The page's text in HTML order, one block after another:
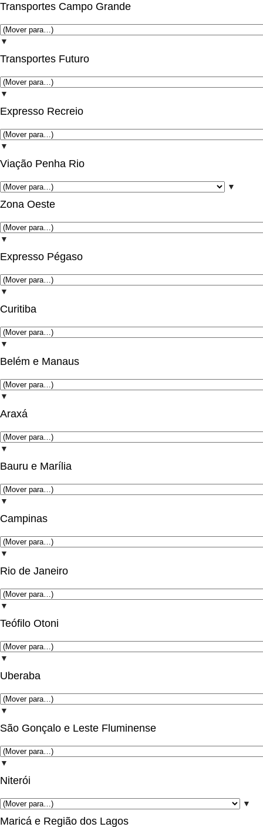
Transportes Campo Grande
▼
Transportes Futuro
▼
Expresso Recreio
▼
Viação Penha Rio
▼
Zona Oeste
▼
Expresso Pégaso
▼
Curitiba
▼
Belém e Manaus
▼
Araxá
▼
Bauru e Marília
▼
Campinas
▼
Rio de Janeiro
▼
Teófilo Otoni
▼
Uberaba
▼
São Gonçalo e Leste Fluminense
▼
Niterói
▼
Maricá e Região dos Lagos